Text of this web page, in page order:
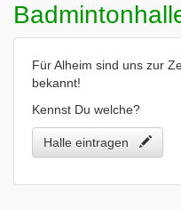
Für Alheim sind uns zur
bekannt!
Kennst Du welche?
Halle eintragen